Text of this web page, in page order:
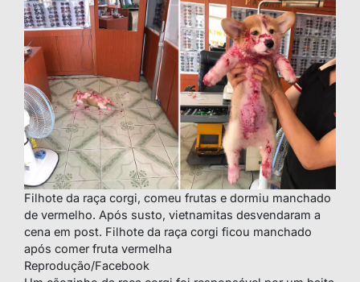
Filhote da raça corgi, comeu frutas e dormiu manchado
de vermelho. Após susto, vietnamitas desvendaram a
cena em post. Filhote da raça corgi ficou manchado
após comer fruta vermelha
Reprodução/Facebook